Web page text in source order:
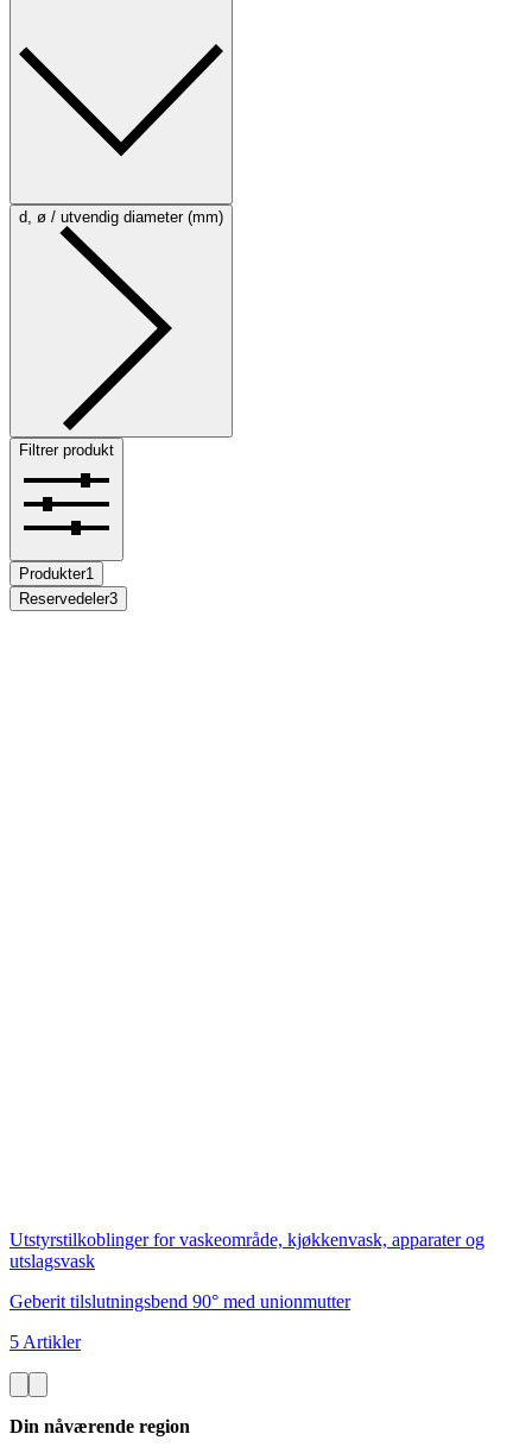
d, ø / utvendig diameter (mm)
Filtrer produkt
Produkter1
Reservedeler3
Utstyrstilkoblinger for vaskeområde, kjøkkenvask, apparater og
utslagsvask
Geberit tilslutningsbend 90° med unionmutter
5 Artikler
Din nåværende region